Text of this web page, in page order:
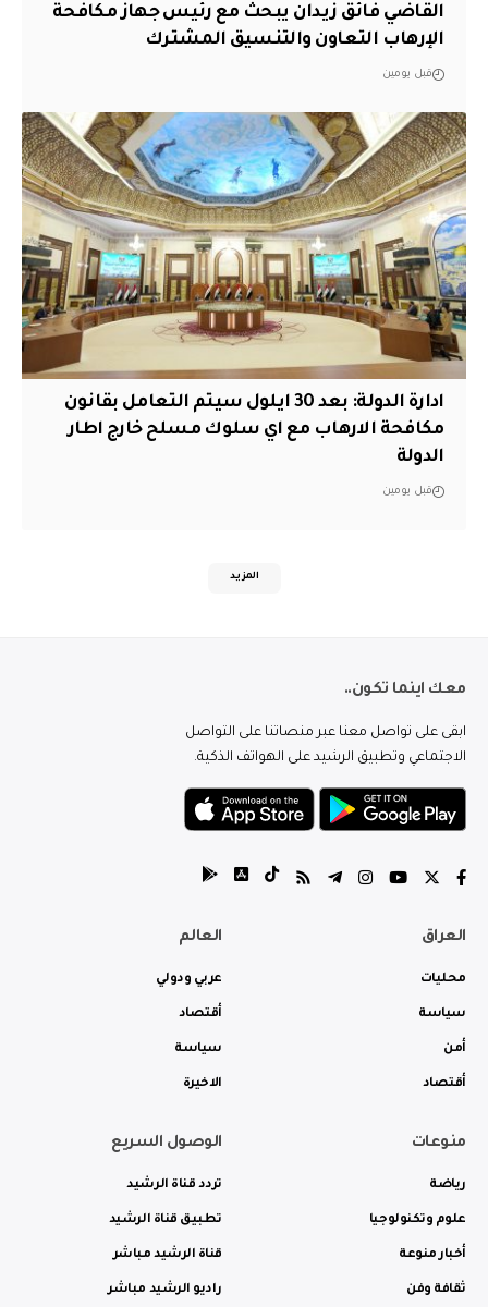
القاضي فائق زيدان يبحث مع رئيس جهاز مكافحة
الإرهاب التعاون والتنسيق المشترك
قبل يومين
ادارة الدولة: بعد 30 ايلول سيتم التعامل بقانون
مكافحة الارهاب مع اي سلوك مسلح خارج اطار
الدولة
قبل يومين
المزيد
معك اينما تكون..
ابقى على تواصل معنا عبر منصاتنا على التواصل
الاجتماعي وتطبيق الرشيد على الهواتف الذكية.
العراق
محليات
سياسة
أمن
أقتصاد
العالم
عربي ودولي
أقتصاد
سياسة
الاخيرة
منوعات
رياضة
علوم وتكنولوجيا
أخبار منوعة
ثقافة وفن
الوصول السريع
تردد قناة الرشيد
تطبيق قناة الرشيد
قناة الرشيد مباشر
راديو الرشيد مباشر